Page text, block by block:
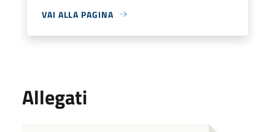
VAI ALLA PAGINA
Allegati